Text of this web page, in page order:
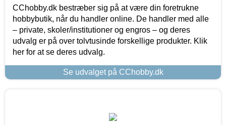
CChobby.dk bestræber sig på at være din foretrukne
hobbybutik, når du handler online. De handler med alle
– private, skoler/institutioner og engros – og deres
udvalg er på over tolvtusinde forskellige produkter. Klik
her for at se deres udvalg.
Se udvalget på CChobby.dk